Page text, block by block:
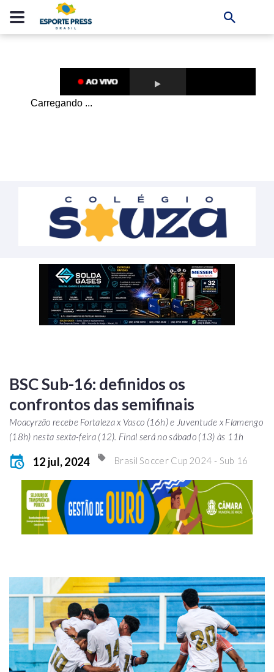
BSC Sub-16: definidos os
confrontos das semifinais
Moacyrzão recebe Fortaleza x Vasco (16h) e Juventude x Flamengo
(18h) nesta sexta-feira (12). Final será no sábado (13) às 11h
12 jul, 2024 Brasil Soccer Cup 2024 - Sub 16